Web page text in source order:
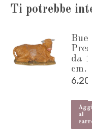
10
quantità
Ti potrebbe
Bue
da 10
cm.
6,20
al